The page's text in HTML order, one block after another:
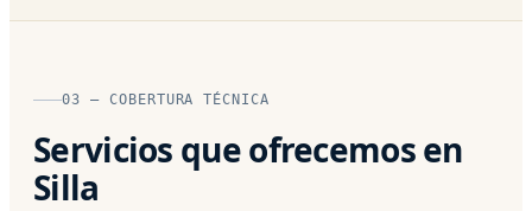
03 — COBERTURA TÉCNICA
Servicios que ofrecemos en
Silla